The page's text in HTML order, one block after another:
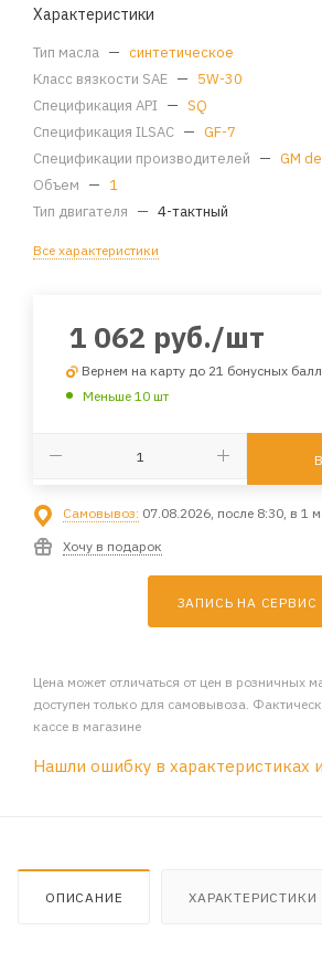
Характеристики
Тип масла — синтетическое
Класс вязкости SAE — 5W-30
Спецификация API — SQ
Спецификация ILSAC — GF-7
Спецификации производителей — GM
Объем — 1
Тип двигателя — 4-тактный
Все характеристики
1 062 руб./шт
Вернем на карту до 21 бонусных
Меньше 10 шт
Самовывоз: 07.08.2026, после 8:30, в 1
Хочу в подарок
ЗАПИСЬ НА СЕРВИС
Цена может отличаться от цен в розничных
доступен только для самовывоза.
кассе в магазине
Нашли ошибку в характеристиках
ОПИСАНИЕ ХАРАКТЕРИСТИКИ